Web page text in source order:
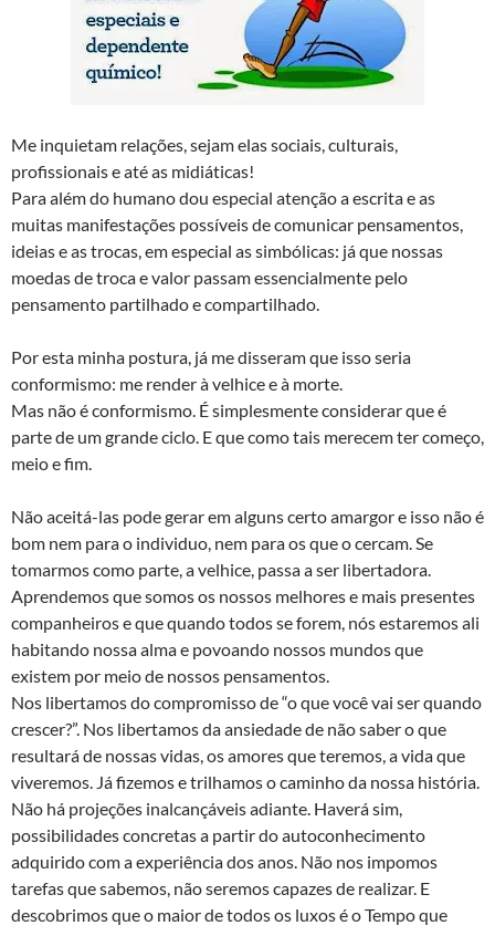
Me inquietam relações, sejam elas sociais, culturais,
profissionais e até as midiáticas!
Para além do humano dou especial atenção a escrita e as
muitas manifestações possíveis de comunicar pensamentos,
ideias e as trocas, em especial as simbólicas: já que nossas
moedas de troca e valor passam essencialmente pelo
pensamento partilhado e compartilhado.
Por esta minha postura, já me disseram que isso seria
conformismo: me render à velhice e à morte.
Mas não é conformismo. É simplesmente considerar que é
parte de um grande ciclo. E que como tais merecem ter começo,
meio e fim.
Não aceitá-las pode gerar em alguns certo amargor e isso não é
bom nem para o individuo, nem para os que o cercam. Se
tomarmos como parte, a velhice, passa a ser libertadora.
Aprendemos que somos os nossos melhores e mais presentes
companheiros e que quando todos se forem, nós estaremos ali
habitando nossa alma e povoando nossos mundos que
existem por meio de nossos pensamentos.
Nos libertamos do compromisso de “o que você vai ser quando
crescer?”. Nos libertamos da ansiedade de não saber o que
resultará de nossas vidas, os amores que teremos, a vida que
viveremos. Já fizemos e trilhamos o caminho da nossa história.
Não há projeções inalcançáveis adiante. Haverá sim,
possibilidades concretas a partir do autoconhecimento
adquirido com a experiência dos anos. Não nos impomos
tarefas que sabemos, não seremos capazes de realizar. E
descobrimos que o maior de todos os luxos é o Tempo que